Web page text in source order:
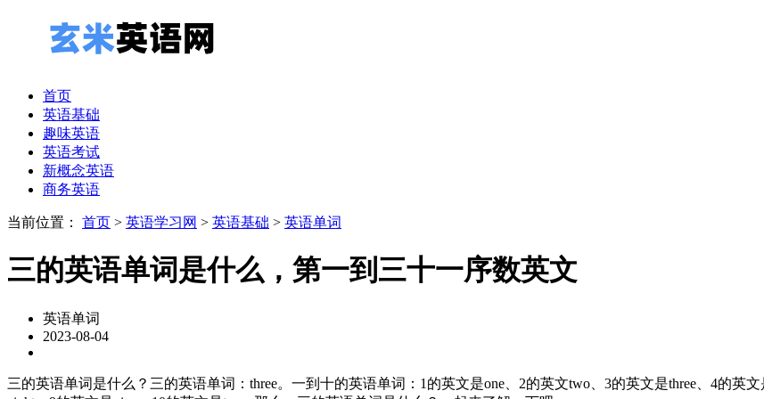
首页
英语基础
趣味英语
英语考试
新概念英语
商务英语
当前位置： 首页 > 英语学习网 > 英语基础 > 英语单词
三的英语单词是什么，第一到三十一序数英文
英语单词
2023-08-04
三的英语单词是什么？三的英语单词：three。一到十的英语单词：1的英文是one、2的英文two、3的英文是three、4的英